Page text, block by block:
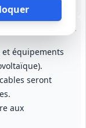
démolition
: Étanchéité, Lot4
équipements
seront
aux